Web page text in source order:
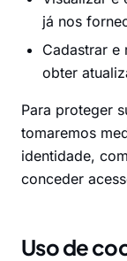
já nos
Cadastrar e
obter
Para proteger
tomaremos
identidade,
conceder
Uso de